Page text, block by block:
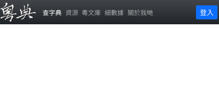
查字典 資源 粵文庫 細數據 關於我哋 登入